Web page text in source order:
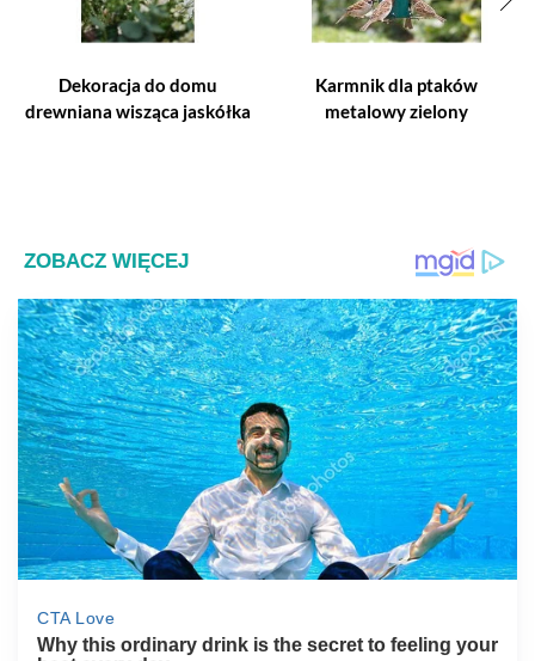
Dekoracja do domu
drewniana wisząca jaskółka
Karmnik dla ptaków
metalowy zielony